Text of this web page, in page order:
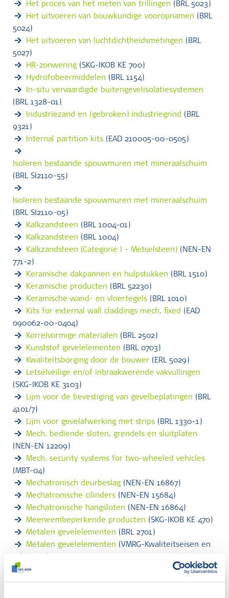
Het proces van het meten van trillingen (BRL 5023)
Het uitvoeren van bouwkundige vooropnamen (BRL
5024)
Het uitvoeren van luchtdichtheidsmetingen (BRL
5027)
HR-zonwering(SKG-IKOB KE 700)
Hydrofobeermiddelen (BRL 1154)
In-situ vervaardigde buitengevelisolatiesystemen
(BRL 1328-01)
Industriezand en (gebroken) industriegrind (BRL
9321)
Internal partition kits (EAD 210005-00-0505)
Isoleren bestaande spouwmuren met mineraalschuim
(BRL SI2110-55)
Isoleren bestaande spouwmuren met mineraalschuim
(BRL SI2110-05)
Kalkzandsteen (BRL 1004-01)
Kalkzandsteen (BRL 1004)
Kalkzandsteen (Categorie I - Metselsteen) (NEN-EN
771-2)
Keramische dakpannen en hulpstukken (BRL 1510)
Keramische producten (BRL 52230)
Keramische wand- en vloertegels (BRL 1010)
Kits for external wall claddings mech. fixed (EAD
090062-00-0404)
Korrelvormige materialen (BRL 2502)
Kunststof gevelelementen (BRL 0703)
Kwaliteitsborging door de bouwer (ERL 5029)
Letselveilige en/of inbraakwerende vakvullingen
(SKG-IKOB KE 3103)
Lijm voor de bevestiging van gevelbeplatingen (BRL
4101/7)
Lijm voor gevelafwerking met strips (BRL 1330-1)
Mech. bediende sloten, grendels en sluitplaten
(NEN-EN 12209)
Mech. security systems for two-wheeled vehicles
(MBT-04)
Mechatronisch deurbeslag(NEN-EN 16867)
Mechatronische cilinders (NEN-EN 15684)
Mechatronische hangsloten (NEN-EN 16864)
Meeneembeperkende producten (SKG-IKOB KE 470)
Metalen gevelelementen (BRL 2701)
Metalen gevelelementen (VMRG-Kwaliteitseisen en
Metalen luikconstructies
Metalen vliesgevelsystemen(BRL 2705)